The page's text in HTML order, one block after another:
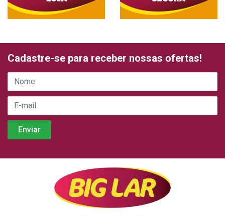
Cadastre-se para receber nossas ofertas!